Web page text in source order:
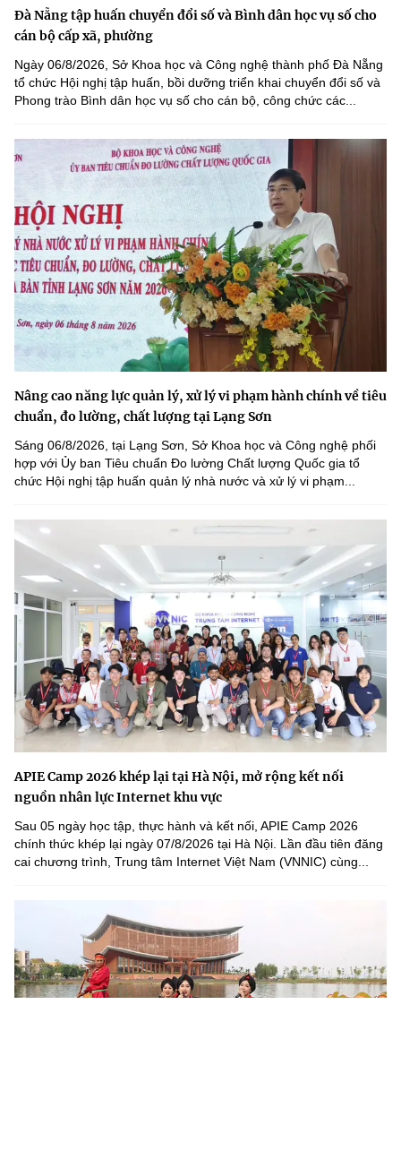
Đà Nẵng tập huấn chuyển đổi số và Bình dân học vụ số cho
cán bộ cấp xã, phường
Ngày 06/8/2026, Sở Khoa học và Công nghệ thành phố Đà Nẵng
tổ chức Hội nghị tập huấn, bồi dưỡng triển khai chuyển đổi số và
Phong trào Bình dân học vụ số cho cán bộ, công chức các...
Nâng cao năng lực quản lý, xử lý vi phạm hành chính về tiêu
chuẩn, đo lường, chất lượng tại Lạng Sơn
Sáng 06/8/2026, tại Lạng Sơn, Sở Khoa học và Công nghệ phối
hợp với Ủy ban Tiêu chuẩn Đo lường Chất lượng Quốc gia tổ
chức Hội nghị tập huấn quản lý nhà nước và xử lý vi phạm...
APIE Camp 2026 khép lại tại Hà Nội, mở rộng kết nối
nguồn nhân lực Internet khu vực
Sau 05 ngày học tập, thực hành và kết nối, APIE Camp 2026
chính thức khép lại ngày 07/8/2026 tại Hà Nội. Lần đầu tiên đăng
cai chương trình, Trung tâm Internet Việt Nam (VNNIC) cùng...